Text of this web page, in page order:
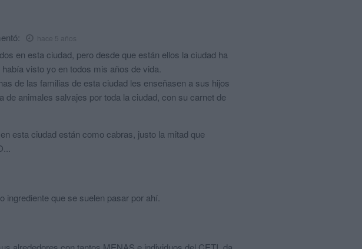
hace 5 años
en esta ciudad, pero desde que están ellos la ciudad ha
visto yo en todos mis años de vida.
de las familias de esta ciudad les enseñasen a sus hijos
animales salvajes por toda la ciudad, con su carnet de
esta ciudad están como cabras, justo la mitad que
ingrediente que se suelen pasar por ahí.